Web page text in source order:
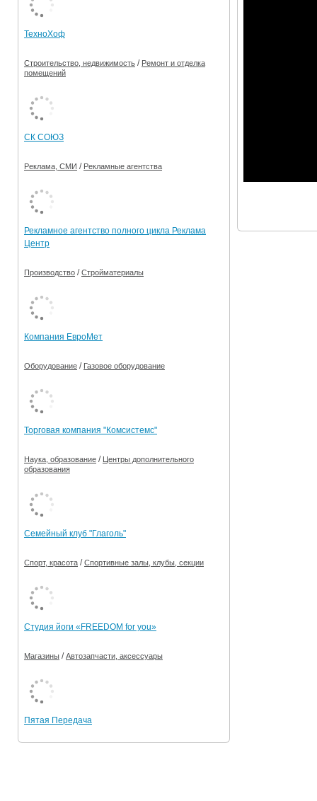
ТехноХоф
Строительство, недвижимость / Ремонт и отделка
помещений
СК СОЮЗ
Реклама, СМИ / Рекламные агентства
Рекламное агентство полного цикла Реклама
Центр
Производство /Стройматериалы
Компания ЕвроМет
Оборудование / Газовое оборудование
Торговая компания "Комсистемс"
Наука, образование / Центры дополнительного
образования
Семейный клуб "Глаголь"
Спорт, красота /Спортивные залы, клубы, секции
Студия йоги «FREEDOM for you»
Магазины /Автозапчасти, аксессуары
Пятая Передача